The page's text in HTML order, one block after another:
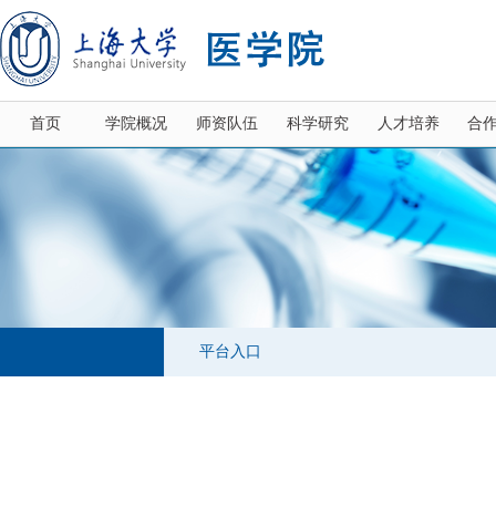
首页 学院概况 师资队伍 科学研究 人才培养 合
平台入口